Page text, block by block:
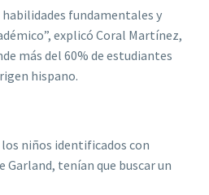
fundamentales y
explicó Coral Martínez,
más del 60% de estudiantes
hispano.
niños identificados con
Garland, tenían que buscar un